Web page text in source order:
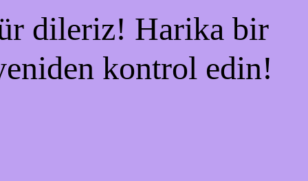
dileriz! Harika bir
kontrol edin!